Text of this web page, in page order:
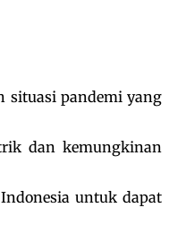
situasi pandemi yang
dan kemungkinan
untuk dapat